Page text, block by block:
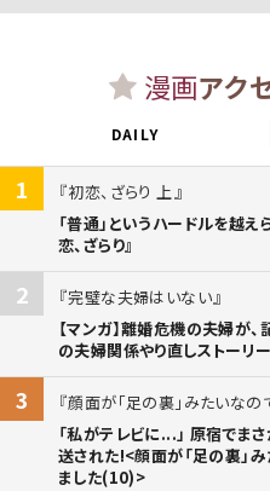
漫画アク
DAILY
1
初恋、ざらり 上
「普通」というハードルを越
恋、ざらり』
2
完璧な夫婦はいない
【マンガ】離婚危機の夫婦が
の夫婦関係やり直しストーリ
3
顔面が「足の裏」みたいな
「私がテレビに...」 原宿でま
送された!<顔面が「足の裏」
ました(10)>